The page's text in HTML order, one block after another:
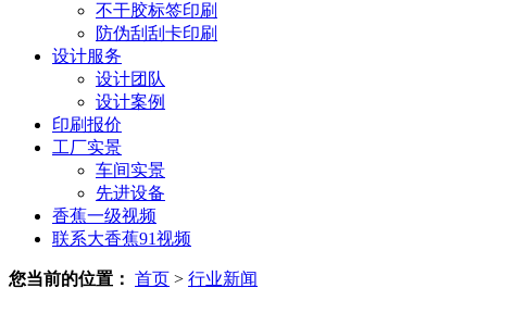
不干胶标签印刷
防伪刮刮卡印刷
设计服务
设计团队
设计案例
印刷报价
工厂实景
车间实景
先进设备
香蕉一级视频
联系大香蕉91视频
您当前的位置： 首页 > 行业新闻